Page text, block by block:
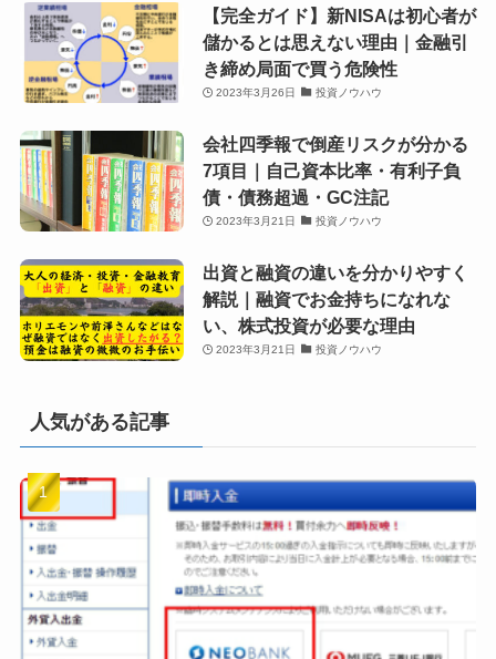
【完全ガイド】新NISAは初心者が
儲かるとは思えない理由｜金融引
き締め局面で買う危険性
2023年3月26日 投資ノウハウ
会社四季報で倒産リスクが分かる
7項目｜自己資本比率・有利子負
債・債務超過・GC注記
2023年3月21日 投資ノウハウ
出資と融資の違いを分かりやすく
解説｜融資でお金持ちになれな
い、株式投資が必要な理由
2023年3月21日 投資ノウハウ
人気がある記事